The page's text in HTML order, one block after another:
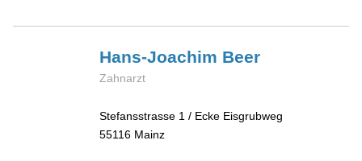
Hans-Joachim Beer
Zahnarzt
Stefansstrasse 1 / Ecke Eisgrubweg
55116 Mainz